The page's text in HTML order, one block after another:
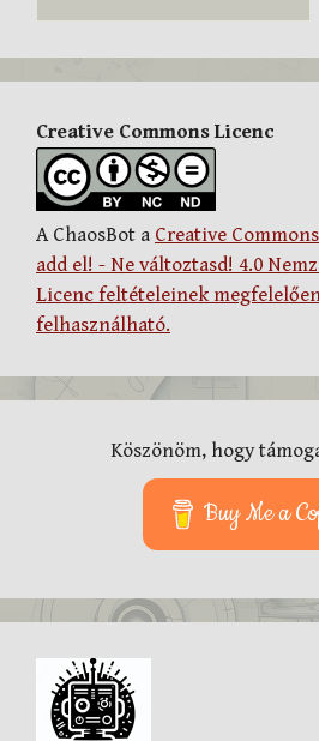
Creative Commons Licenc
A ChaosBot a Creative
add el! - Ne változtasd! 4.0
Licenc feltételeinek
felhasználható.
Köszönöm, hogy
Buy Me a